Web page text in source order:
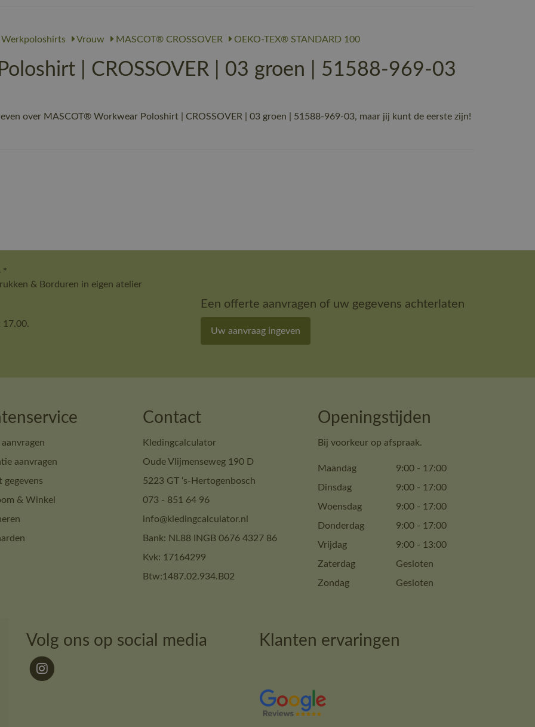
Werkpoloshirts Vrouw MASCOT® CROSSOVER OEKO-TEX® STANDARD 100
| CROSSOVER | 03 groen | 51588-969-03
over MASCOT® Workwear Poloshirt | CROSSOVER | 03 groen | 51588-969-03, maar jij kunt de eerste zijn!
*
& Borduren in eigen atelier
17.00.
Een offerte aanvragen of uw gegevens achterlaten
Uw aanvraag ingeven
aanvragen
gegevens
& Winkel
Contact
Kledingcalculator
Oude Vlijmenseweg 190 D
5223 GT ‘s-Hertogenbosch
073 - 851 64 96
info@kledingcalculator.nl
Bank: NL88 INGB 0676 4327 86
Kvk: 17164299
Btw:1487.02.934.B02
Openingstijden
Bij voorkeur op afspraak.
Maandag 9:00 - 17:00
Dinsdag
9:00 - 17:00
Woensdag
9:00 - 17:00
Donderdag
9:00 - 17:00
Vrijdag
9:00 - 13:00
Zaterdag
Gesloten
Zondag
Gesloten
Volg ons op social media Klanten ervaringen